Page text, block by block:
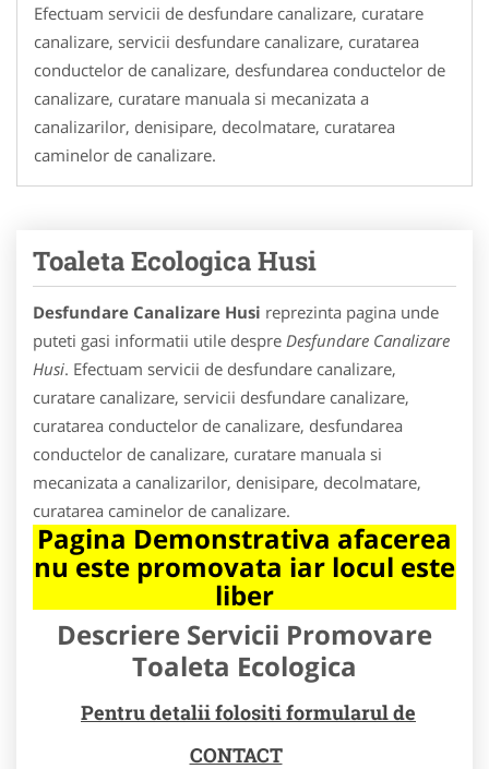
Efectuam servicii de desfundare canalizare, curatare
canalizare, servicii desfundare canalizare, curatarea
conductelor de canalizare, desfundarea conductelor de
canalizare, curatare manuala si mecanizata a
canalizarilor, denisipare, decolmatare, curatarea
caminelor de canalizare.
Toaleta Ecologica Husi
Desfundare Canalizare Husi reprezinta pagina unde
puteti gasi informatii utile despre Desfundare Canalizare
Husi. Efectuam servicii de desfundare canalizare,
curatare canalizare, servicii desfundare canalizare,
curatarea conductelor de canalizare, desfundarea
conductelor de canalizare, curatare manuala si
mecanizata a canalizarilor, denisipare, decolmatare,
curatarea caminelor de canalizare.
Pagina Demonstrativa afacerea
nu este promovata iar locul este
liber
Descriere Servicii Promovare
Toaleta Ecologica
Pentru detalii folositi formularul de
CONTACT